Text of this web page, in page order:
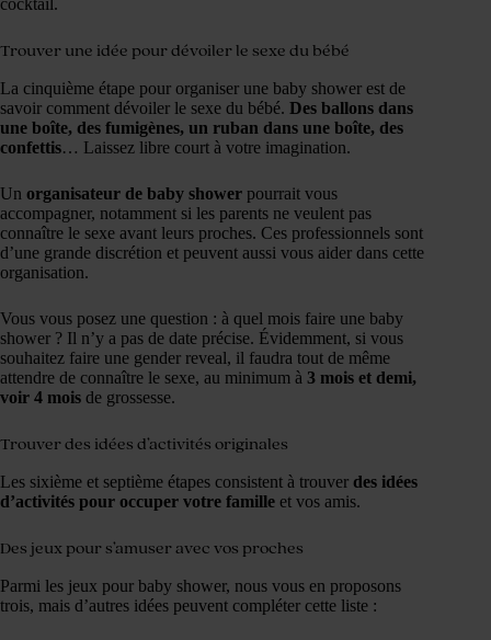
cocktail.
Trouver une idée pour dévoiler le sexe du bébé
La cinquième étape pour organiser une baby shower est de
savoir comment dévoiler le sexe du bébé. Des ballons dans
une boîte, des fumigènes, un ruban dans une boîte, des
confettis… Laissez libre court à votre imagination.
Un organisateur de baby shower pourrait vous
accompagner, notamment si les parents ne veulent pas
connaître le sexe avant leurs proches. Ces professionnels sont
d’une grande discrétion et peuvent aussi vous aider dans cette
organisation.
Vous vous posez une question : à quel mois faire une baby
shower ? Il n’y a pas de date précise. Évidemment, si vous
souhaitez faire une gender reveal, il faudra tout de même
attendre de connaître le sexe, au minimum à 3 mois et demi,
voir 4 mois de grossesse.
Trouver des idées d’activités originales
Les sixième et septième étapes consistent à trouver des idées
d’activités pour occuper votre famille et vos amis.
Des jeux pour s’amuser avec vos proches
Parmi les jeux pour baby shower, nous vous en proposons
trois, mais d’autres idées peuvent compléter cette liste :